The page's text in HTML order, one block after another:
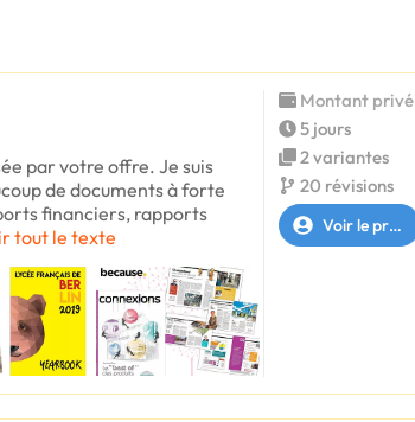
par votre offre. Je suis
de documents à forte
financiers, rapports
tout le texte
Montant privé
5 jours
2 variantes
20 révisions
Voir le profil